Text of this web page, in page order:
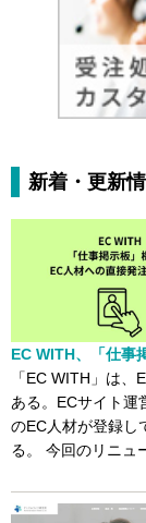
新着・更新
EC WITH、「仕事
「EC WITH」は
ある。ECサイト運
のEC人材が登録し
る。 今回のリニュ